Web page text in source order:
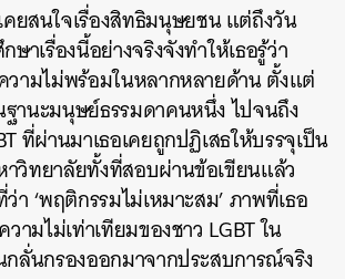
ยสนใจเรื่องสิทธิมนุษยชน แต่ถึงวัน
ษาเรื่องนี้อย่างจริงจังทำให้เธอรู้ว่า
วามไม่พร้อมในหลากหลายด้าน ตั้งแต่
านะมนุษย์ธรรมดาคนหนึ่ง ไปจนถึง
ที่ผ่านมาเธอเคยถูกปฏิเสธให้บรรจุเป็น
าวิทยาลัยทั้งที่สอบผ่านข้อเขียนแล้ว
า ‘พฤติกรรมไม่เหมาะสม’ ภาพที่เธอ
วามไม่เท่าเทียมของชาว LGBT ใน
ลั่นกรองออกมาจากประสบการณ์จริง